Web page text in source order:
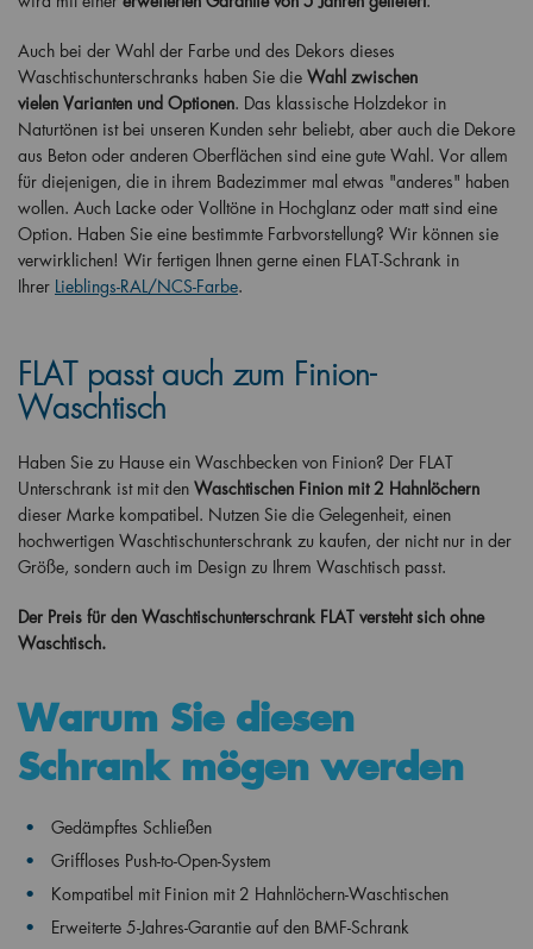
Auch bei der Wahl der Farbe und des Dekors dieses
Waschtischunterschranks haben Sie die Wahl zwischen
vielen Varianten und Optionen. Das klassische Holzdekor in
Naturtönen ist bei unseren Kunden sehr beliebt, aber auch die Dekore
aus Beton oder anderen Oberflächen sind eine gute Wahl. Vor allem
für diejenigen, die in ihrem Badezimmer mal etwas "anderes" haben
wollen. Auch Lacke oder Volltöne in Hochglanz oder matt sind eine
Option. Haben Sie eine bestimmte Farbvorstellung? Wir können sie
verwirklichen! Wir fertigen Ihnen gerne einen FLAT-Schrank in
Ihrer Lieblings-RAL/NCS-Farbe.
FLAT passt auch zum Finion-
Waschtisch
Haben Sie zu Hause ein Waschbecken von Finion? Der FLAT
Unterschrank ist mit den Waschtischen Finion mit 2 Hahnlöchern
dieser Marke kompatibel. Nutzen Sie die Gelegenheit, einen
hochwertigen Waschtischunterschrank zu kaufen, der nicht nur in der
Größe, sondern auch im Design zu Ihrem Waschtisch passt.
Der Preis für den Waschtischunterschrank FLAT versteht sich ohne
Waschtisch.
Warum Sie diesen
Schrank mögen werden
Gedämpftes Schließen
Griffloses Push-to-Open-System
Kompatibel mit Finion mit 2 Hahnlöchern-Waschtischen
Erweiterte 5-Jahres-Garantie auf den BMF-Schrank